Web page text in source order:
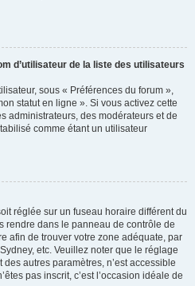
d’utilisateur de la liste des utilisateurs
sous « Préférences du forum »,
statut en ligne ». Si vous activez cette
administrateurs, des modérateurs et de
comme étant un utilisateur
réglée sur un fuseau horaire différent du
rendre dans le panneau de contrôle de
afin de trouver votre zone adéquate, par
etc. Veuillez noter que le réglage
autres paramètres, n’est accessible
pas inscrit, c’est l’occasion idéale de